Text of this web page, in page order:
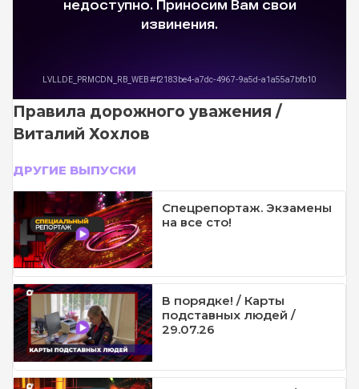
Правила дорожного уважения /
Виталий Хохлов
ДРУГИЕ ВЫПУСКИ
Спецрепортаж. Экзамены
на все сто!
В порядке! / Карты
подставных людей /
29.07.26